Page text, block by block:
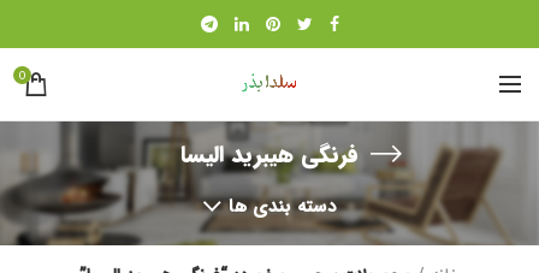
0
فرنگی هیبرید الیسا
دسته بندی ها